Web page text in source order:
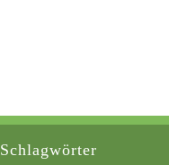
Schlagwörter